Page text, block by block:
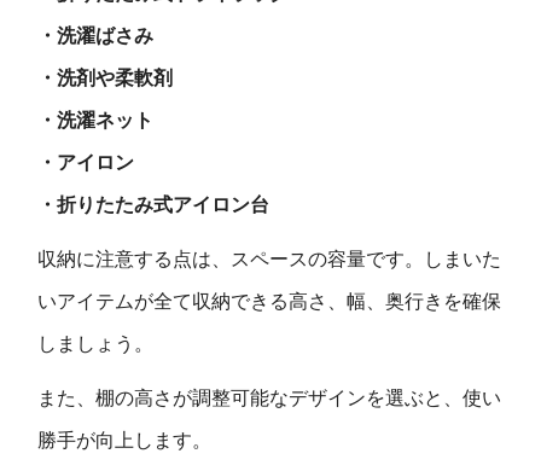
・洗濯ばさみ
・洗剤や柔軟剤
・洗濯ネット
・アイロン
・折りたたみ式アイロン台
収納に注意する点は、スペースの容量です。しまいた
いアイテムが全て収納できる高さ、幅、奥行きを確保
しましょう。
また、棚の高さが調整可能なデザインを選ぶと、使い
勝手が向上します。